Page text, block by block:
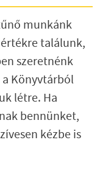
munkánk
találunk,
szeretnénk
a Könyvtárból
létre. Ha
bennünket,
kézbe is